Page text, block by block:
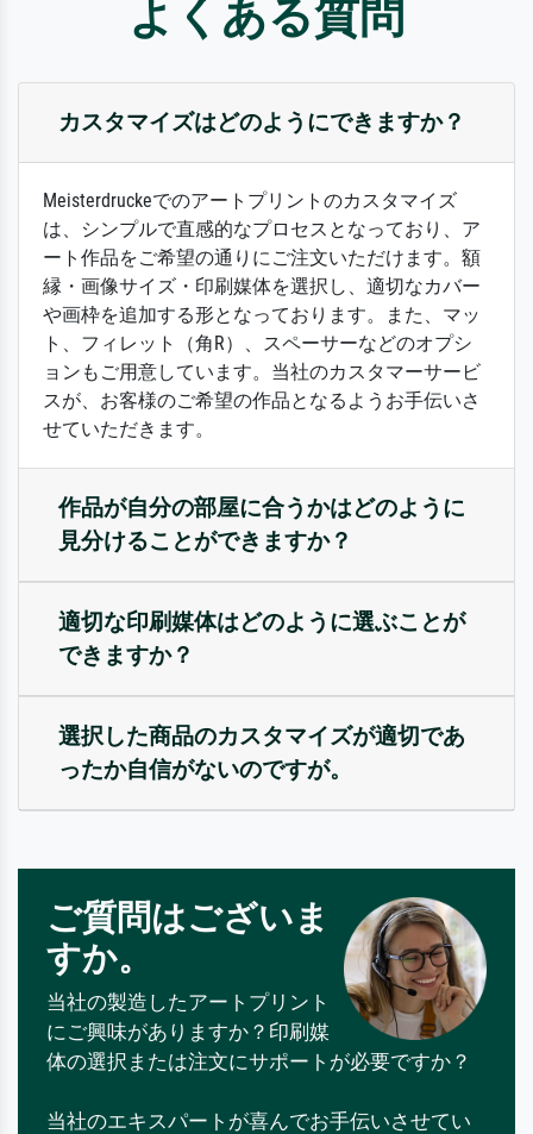
よくある質問
カスタマイズはどのようにできますか？
Meisterdruckeでのアートプリントのカスタマイズ
は、シンプルで直感的なプロセスとなっており、ア
ート作品をご希望の通りにご注文いただけます。額
縁・画像サイズ・印刷媒体を選択し、適切なカバー
や画枠を追加する形となっております。また、マッ
ト、フィレット（角R）、スペーサーなどのオプシ
ョンもご用意しています。当社のカスタマーサービ
スが、お客様のご希望の作品となるようお手伝いさ
せていただきます。
作品が自分の部屋に合うかはどのように
見分けることができますか？
適切な印刷媒体はどのように選ぶことが
できますか？
選択した商品のカスタマイズが適切であ
ったか自信がないのですが。
ご質問はございま
すか。
当社の製造したアートプリント
にご興味がありますか？印刷媒
体の選択または注文にサポートが必要ですか？
当社のエキスパートが喜んでお手伝いさせてい